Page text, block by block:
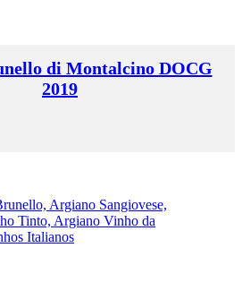
di Montalcino DOCG
2019